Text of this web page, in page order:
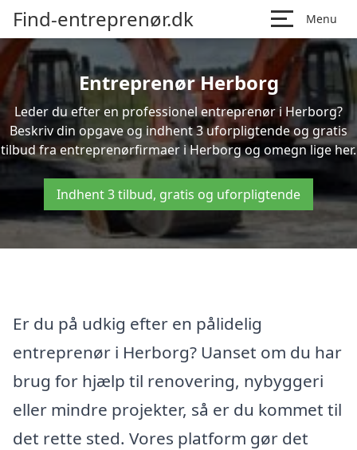
Find-entreprenør.dk Menu
Entreprenør Herborg
Leder du efter en professionel entreprenør i Herborg?
Beskriv din opgave og indhent 3 uforpligtende og gratis
tilbud fra entreprenørfirmaer i Herborg og omegn lige her.
Indhent 3 tilbud, gratis og uforpligtende
Er du på udkig efter en pålidelig
entreprenør i Herborg? Uanset om du har
brug for hjælp til renovering, nybyggeri
eller mindre projekter, så er du kommet til
det rette sted. Vores platform gør det